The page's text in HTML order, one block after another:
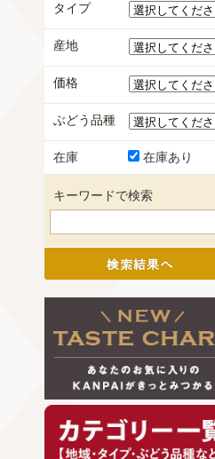
タイプ
産地
価格
ぶどう品種
在庫 在庫あり
キーワードで検索